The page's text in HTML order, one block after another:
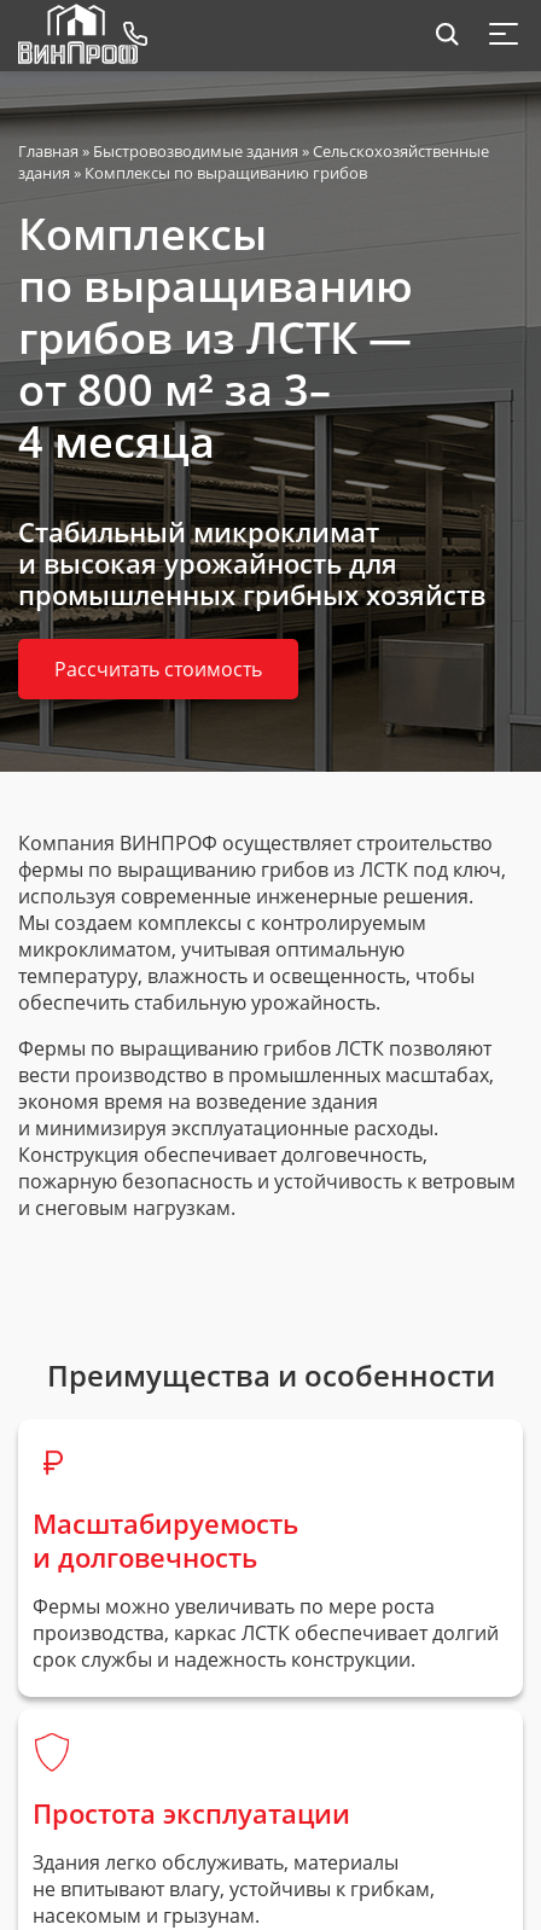
Главная » Быстровозводимые здания »Сельскохозяйственные
здания » Комплексы по выращиванию грибов
Комплексы
по выращиванию
грибов из ЛСТК —
от 800 м² за 3–
4 месяца
Стабильный микроклимат
и высокая урожайность для
промышленных грибных хозяйств
Рассчитать стоимость
Компания ВИНПРОФ осуществляет строительство
фермы по выращиванию грибов из ЛСТК под ключ,
используя современные инженерные решения.
Мы создаем комплексы с контролируемым
микроклиматом, учитывая оптимальную
температуру, влажность и освещенность, чтобы
обеспечить стабильную урожайность.
Фермы по выращиванию грибов ЛСТК позволяют
вести производство в промышленных масштабах,
экономя время на возведение здания
и минимизируя эксплуатационные расходы.
Конструкция обеспечивает долговечность,
пожарную безопасность и устойчивость к ветровым
и снеговым нагрузкам.
Преимущества и особенности
Масштабируемость
и долговечность
Фермы можно увеличивать по мере роста
производства, каркас ЛСТК обеспечивает долгий
срок службы и надежность конструкции.
Простота эксплуатации
Здания легко обслуживать, материалы
не впитывают влагу, устойчивы к грибкам,
насекомым и грызунам.